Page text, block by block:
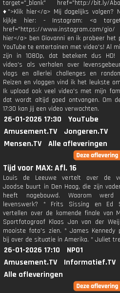
target="_blank" href="http://bit.ly/
♦">Klik hier</a> Mij dagelijks volgen?
kijkje hier: - Instagram: <a
href="https://www.instagram.com/
hier</a> ben Giovanni en ik probeer het
YouTube te entertainen met video's! Al
zijn in 1080p, dat betekent dus HD!
video's als verhalen over
vlogs en allerlei challenges en
Reizen en vloggen vind ik het leukste
Ik upload ook veel video's met mijn
dat wordt altijd goed ontvangen. Om
17:30 kan jij een video verwachten.
26-01-2026 17:30
YouTube
Amusement.TV
Jongeren.TV
Mensen.TV
Alle afleveringen
Tijd voor MAX: Afl. 16
Louis de Leeuwe vertelt over de
Joodse buurt in Den Haag, die zijn
heeft nagebouwd. Waarom
levenswerk? * Frits Sissing en Ed
vertellen over de komende finale van
Sportfotograaf Klaas Jan van der
mooiste foto's zien. * James Kennedy
bij over de situatie in Amerika. * Juliet
26-01-2026 17:10
NPO1
Amusement.TV
Informatief.TV
Alle afleveringen